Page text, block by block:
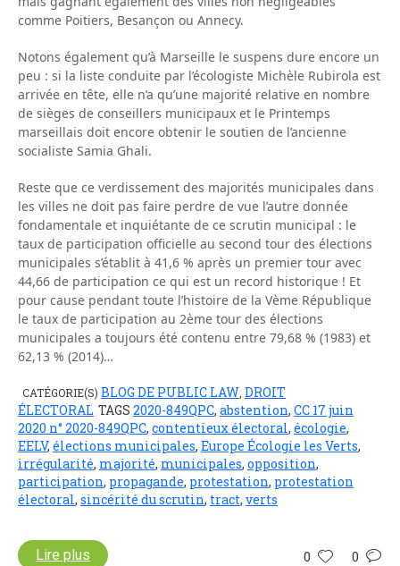
comme Poitiers, Besançon ou Annecy.
Notons également qu’à Marseille le suspens dure encore un
peu : si la liste conduite par l’écologiste Michèle Rubirola est
arrivée en tête, elle n’a qu’une majorité relative en nombre
de sièges de conseillers municipaux et le Printemps
marseillais doit encore obtenir le soutien de l’ancienne
socialiste Samia Ghali.
Reste que ce verdissement des majorités municipales dans
les villes ne doit pas faire perdre de vue l’autre donnée
fondamentale et inquiétante de ce scrutin municipal : le
taux de participation officielle au second tour des élections
municipales s’établit à 41,6 % après un premier tour avec
44,66 de participation ce qui est un record historique ! Et
pour cause pendant toute l’histoire de la Vème République
le taux de participation au 2ème tour des élections
municipales a toujours été contenu entre 79,68 % (1983) et
62,13 % (2014)…
CATÉGORIE(S) BLOG DE PUBLIC LAW DROIT
ÉLECTORAL TAGS 2020-849QPC, abstention, CC 17 juin
2020 n° 2020-849QPC, contentieux électoral, écologie,
EELV, élections municipales, Europe Écologie les Verts,
irrégularité, majorité, municipales, opposition,
participation, propagande, protestation, protestation
électoral, sincérité du scrutin, tract, verts
0 0
Lire plus